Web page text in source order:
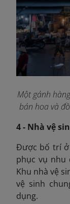
Một gánh
bán hoa và
4 - Nhà vệ
Được bố trí ở
phục vụ nhu
Khu nhà vệ
vệ sinh
dụng.